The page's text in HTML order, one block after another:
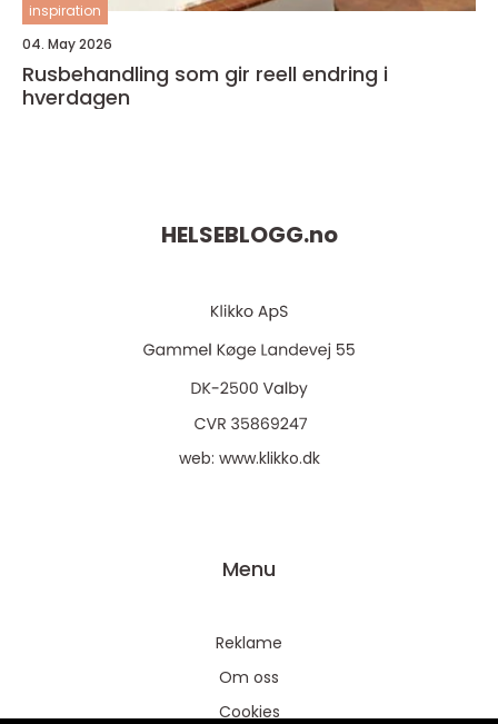
inspiration
04. May 2026
Rusbehandling som gir reell endring i
hverdagen
HELSEBLOGG.no
web: www.klikko.dk
Menu
Reklame
Om oss
Cookies